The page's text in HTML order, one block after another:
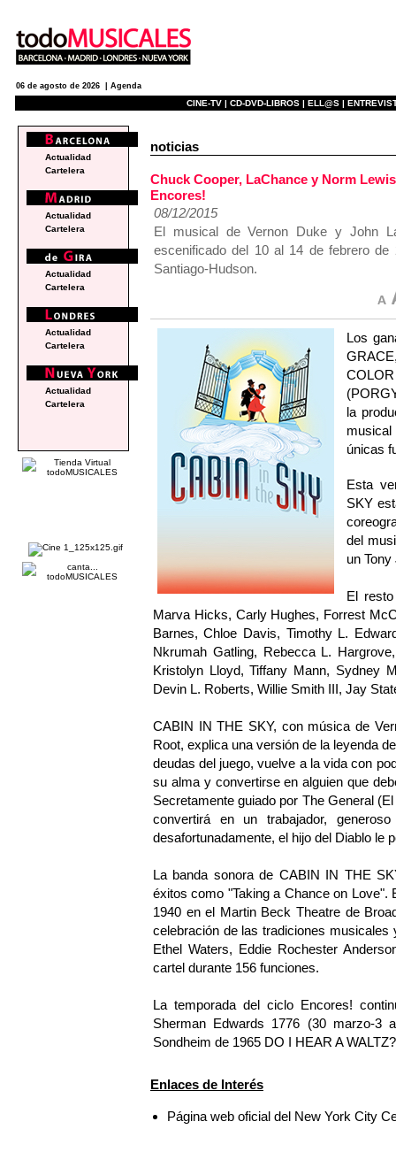
06 de agosto de 2026 | Agenda
CINE-TV | CD-DVD-LIBROS | ELL@S |
noticias
Chuck Cooper, LaChance y Norm
Encores!
08/12/2015
El musical de Vernon Duke y John
escenificado del 10 al 14 de febrero
Santiago-Hudson.
Los
la
únicas
Esta
SKY
del
un
El
Marva Hicks, Carly Hughes, Forrest
Barnes, Chloe Davis, Timothy L.
Nkrumah Gatling, Rebecca L.
Kristolyn Lloyd, Tiffany Mann, Sydney
Devin L. Roberts, Willie Smith III, Jay
CABIN IN THE SKY, con música de
Root, explica una versión de la leyenda
deudas del juego, vuelve a la vida con
su alma y convertirse en alguien que
Secretamente guiado por The General
convertirá en un trabajador,
desafortunadamente, el hijo del Diablo le
La banda sonora de CABIN IN THE
éxitos como "Taking a Chance on
1940 en el Martin Beck Theatre de
celebración de las tradiciones
Ethel Waters, Eddie Rochester
cartel durante 156 funciones.
La temporada del ciclo Encores!
Sherman Edwards 1776 (30 marzo-
Sondheim de 1965 DO I HEAR A
Enlaces de Interés
Página web oficial del New York City
Actualidad
Cartelera
Actualidad
Cartelera
Actualidad
Cartelera
Actualidad
Cartelera
Actualidad
Cartelera